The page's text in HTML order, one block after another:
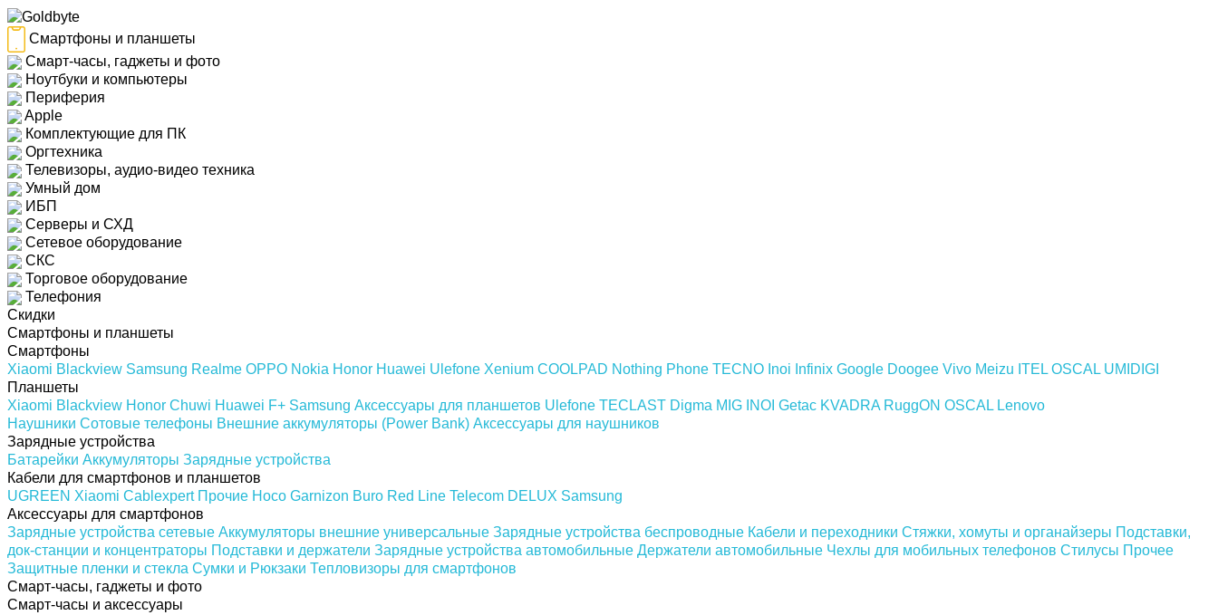
Смартфоны и планшеты
Смарт-часы, гаджеты и фото
Ноутбуки и компьютеры
Периферия
Apple
Комплектующие для ПК
Оргтехника
Телевизоры, аудио-видео техника
Умный дом
ИБП
Серверы и СХД
Сетевое оборудование
СКС
Торговое оборудование
Телефония
Скидки
Смартфоны и планшеты
Смартфоны
Xiaomi Blackview Samsung Realme OPPO Nokia Honor Huawei Ulefone Xenium COOLPAD Nothing Phone TECNO Inoi Infinix Google Doogee Vivo Meizu ITEL OSCAL UMIDIGI
Планшеты
Xiaomi Blackview Honor Chuwi Huawei F+ Samsung Аксессуары для планшетов Ulefone TECLAST Digma MIG INOI Getac KVADRA RuggON OSCAL Lenovo
Наушники Сотовые телефоны Внешние аккумуляторы (Power Bank) Аксессуары для наушников
Зарядные устройства
Батарейки Аккумуляторы Зарядные устройства
Кабели для смартфонов и планшетов
UGREEN Xiaomi Cablexpert Прочие Hoco Garnizon Buro Red Line Telecom DELUX Samsung
Аксессуары для смартфонов
Зарядные устройства сетевые Аккумуляторы внешние универсальные Зарядные устройства беспроводные Кабели и переходники Стяжки, хомуты и органайзеры Подставки,
док-станции и концентраторы Подставки и держатели Зарядные устройства автомобильные Держатели автомобильные Чехлы для мобильных телефонов Стилусы Прочее
Защитные пленки и стекла Сумки и Рюкзаки Тепловизоры для смартфонов
Смарт-часы, гаджеты и фото
Смарт-часы и аксессуары